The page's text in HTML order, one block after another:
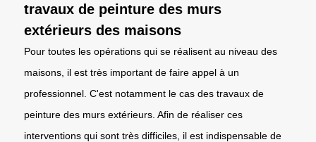
travaux de peinture des murs
extérieurs des maisons
Pour toutes les opérations qui se réalisent au niveau des
maisons, il est très important de faire appel à un
professionnel. C'est notamment le cas des travaux de
peinture des murs extérieurs. Afin de réaliser ces
interventions qui sont très difficiles, il est indispensable de